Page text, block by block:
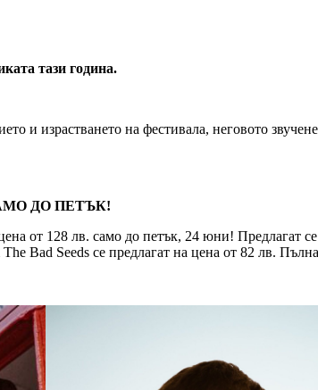
тази година.
и израстването на фестивала, неговото
ДО ПЕТЪК!
от 128 лв. само до петък, 24 юни! Предлагат
Bad Seeds се предлагат на цена от 82 лв.